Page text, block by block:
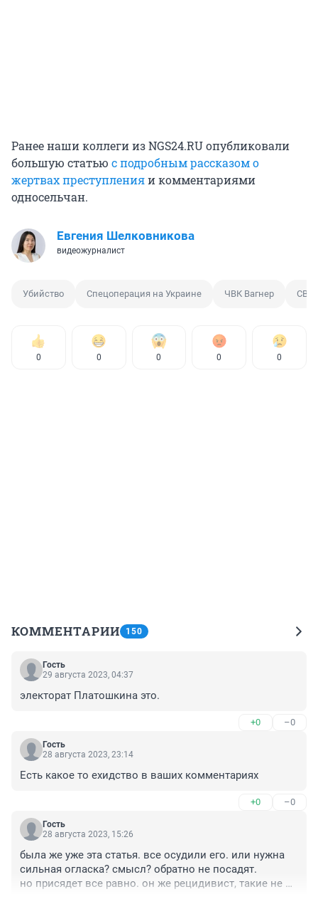
Ранее наши коллеги из NGS24.RU опубликовали
большую статью с подробным рассказом о
жертвах преступленияи комментариями
односельчан.
Евгения Шелковникова
видеожурналист
Убийство Спецоперация на Украине ЧВК Вагнер СВО
0 0 0 0 0
КОММЕНТАРИИ 150
Гость
29 августа 2023, 04:37
электорат Платошкина это.
+0 –0
Гость
28 августа 2023, 23:14
Есть какое то ехидство в ваших комментариях
+0 –0
Гость
28 августа 2023, 15:26
была же уже эта статья. все осудили его. или нужна
сильная огласка? смысл? обратно не посадят.
но присядет все равно. он же рецидивист, такие не